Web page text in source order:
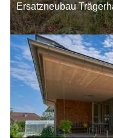
Ersatzneubau